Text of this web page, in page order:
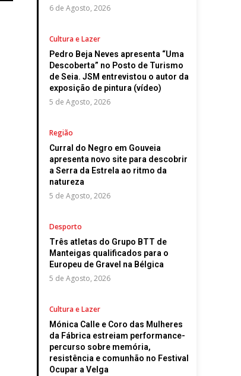
6 de Agosto, 2026
Cultura e Lazer
Pedro Beja Neves apresenta “Uma
Descoberta” no Posto de Turismo
de Seia. JSM entrevistou o autor da
exposição de pintura (vídeo)
5 de Agosto, 2026
Região
Curral do Negro em Gouveia
apresenta novo site para descobrir
a Serra da Estrela ao ritmo da
natureza
5 de Agosto, 2026
Desporto
Três atletas do Grupo BTT de
Manteigas qualificados para o
Europeu de Gravel na Bélgica
5 de Agosto, 2026
Cultura e Lazer
Mónica Calle e Coro das Mulheres
da Fábrica estreiam performance-
percurso sobre memória,
resistência e comunhão no Festival
Ocupar a Velga